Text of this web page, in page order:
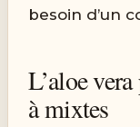
besoin d’un
L’aloe
à mixtes